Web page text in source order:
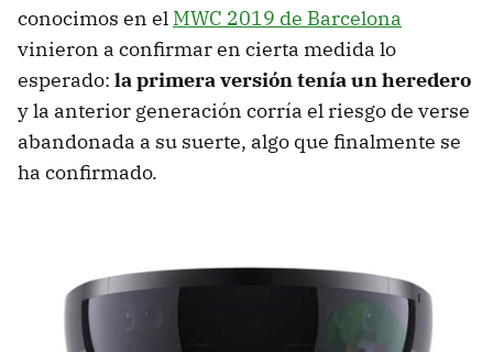
conocimos en el MWC 2019 de Barcelona
vinieron a confirmar en cierta medida lo
esperado: la primera versión tenía un heredero
y la anterior generación corría el riesgo de verse
abandonada a su suerte, algo que finalmente se
ha confirmado.